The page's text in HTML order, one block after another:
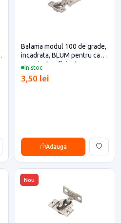
In stoc
Balama modul 100 de grade,
incadrata, BLUM pentru casa
si proiecte eficiente
3,50 lei
Adauga
Nou